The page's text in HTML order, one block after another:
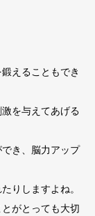
えることもでき
を与えてあげる
き、脳力アップ
りしますよね。
がとっても大切